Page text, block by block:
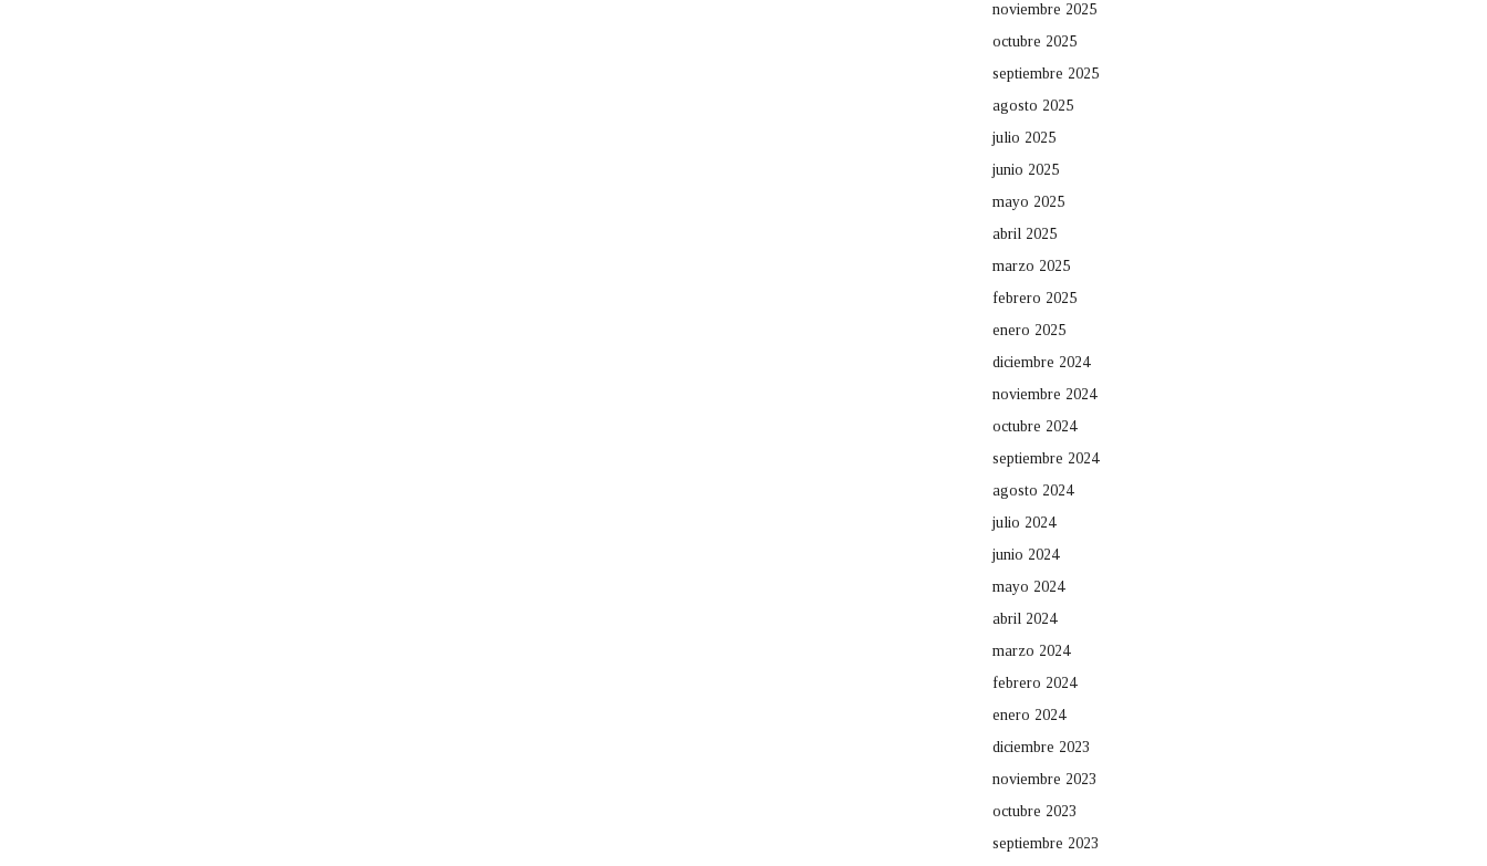
noviembre 2025
octubre 2025
septiembre 2025
agosto 2025
julio 2025
junio 2025
mayo 2025
abril 2025
marzo 2025
febrero 2025
enero 2025
diciembre 2024
noviembre 2024
octubre 2024
septiembre 2024
agosto 2024
julio 2024
junio 2024
mayo 2024
abril 2024
marzo 2024
febrero 2024
enero 2024
diciembre 2023
noviembre 2023
octubre 2023
septiembre 2023